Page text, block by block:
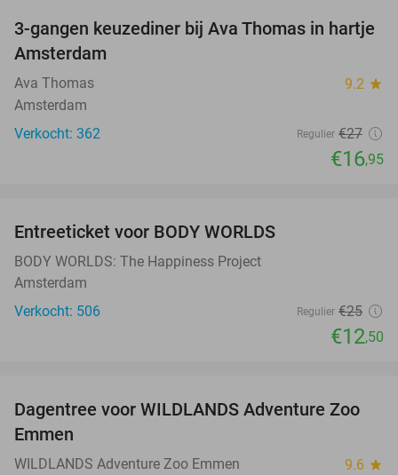
37%
3-gangen keuzediner bij Ava Thomas in hartje
Amsterdam
Ava Thomas 9.2 star
Amsterdam
Verkocht: 362
Regulier €27
€16,95
Entreeticket voor BODY WORLDS
BODY WORLDS: The Happiness Project
Amsterdam
Verkocht: 506
Regulier €25
€12,50
24%
Dagentree voor WILDLANDS Adventure Zoo
Emmen
WILDLANDS Adventure Zoo Emmen 9.6 star